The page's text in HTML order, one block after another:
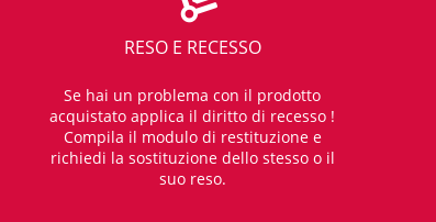
RESO E RECESSO
Se hai un problema con il prodotto
acquistato applica il diritto di recesso !
Compila il modulo di restituzione e
richiedi la sostituzione dello stesso o il
suo reso.